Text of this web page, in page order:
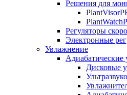
Решения для
Регуляторы
Электронные
Увлажнение
Адиабатические
Дисковые